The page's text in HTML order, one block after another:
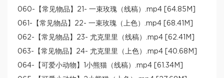
060-【常见物品】21- 一束玫瑰（线稿）.mp4 [64.85M]
061-【常见物品】22- 一束玫瑰（上色）.mp4 [68.41M]
062-【常见物品】23- 尤克里里（线稿）.mp4 [62.41M]
063-【常见物品】24- 尤克里里（上色）.mp4 [40.68M]
064-【可爱小动物】1小熊猫（线稿）.mp4 [61.34M]